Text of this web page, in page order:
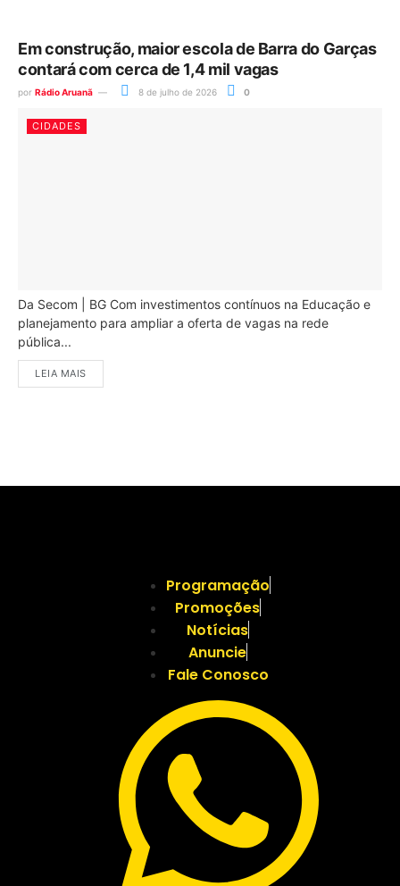
Em construção, maior escola de Barra do Garças
contará com cerca de 1,4 mil vagas
por Rádio Aruanã 8 de julho de 2026 0
CIDADES
Da Secom | BG Com investimentos contínuos na Educação e
planejamento para ampliar a oferta de vagas na rede
pública...
LEIA MAIS
Programação
Promoções
Notícias
Anuncie
Fale Conosco